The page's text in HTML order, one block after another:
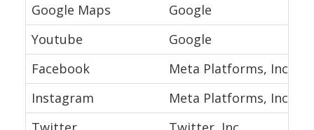
Google Maps
Google
Youtube
Google
Facebook
Meta Platforms, Inc.
Instagram
Meta Platforms, Inc.